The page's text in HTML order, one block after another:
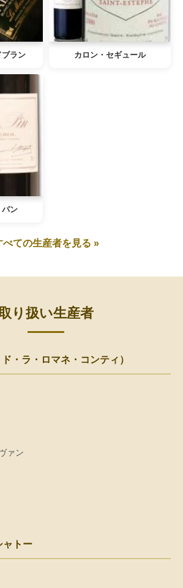
ブラン カロン・セギュール
パン
べての生産者を見る »
り扱い生産者
・ラ・ロマネ・コンティ）
ァン
ャトー